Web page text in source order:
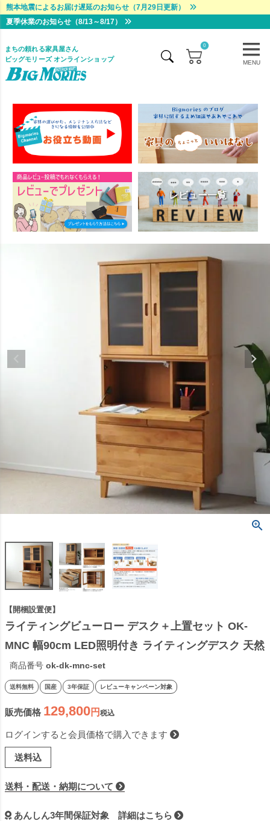
熊本地震によるお届け遅延のお知らせ（7月29日更新）
夏季休業のお知らせ（8/13～8/17）
MENU
まちの頼れる家具屋さん
ビッグモリーズ オンラインショップ
0
レビュー一覧
【開梱設置便】
ライティングビューロー デスク＋上置セット OK-
MNC 幅90cm LED照明付き ライティングデスク 天然
木 引出し付き 国産 テレワーク リモートワーク 日本
製
商品番号 ok-dk-mnc-set
送料無料 国産 3年保証 レビューキャンペーン対象
販売価格 129,800 税込
ログインすると会員価格で購入できます
送料込
送料・配送・納期について
あんしん3年間保証対象 詳細はこちら